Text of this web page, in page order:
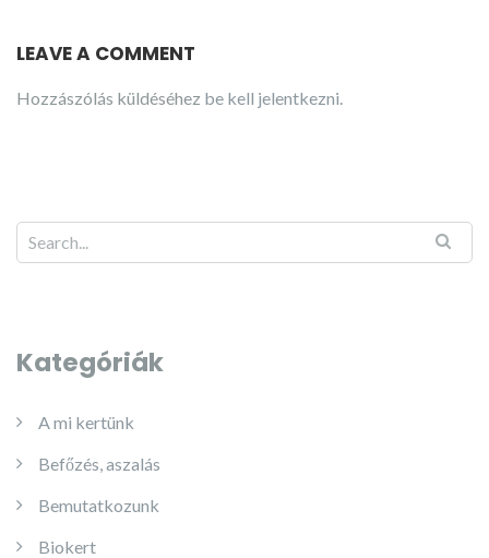
LEAVE A COMMENT
Hozzászólás küldéséhez be kell jelentkezni.
Kategóriák
A mi kertünk
Befőzés, aszalás
Bemutatkozunk
Biokert